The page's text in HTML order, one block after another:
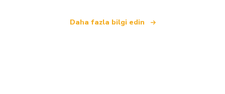
Daha fazla bilgi edin